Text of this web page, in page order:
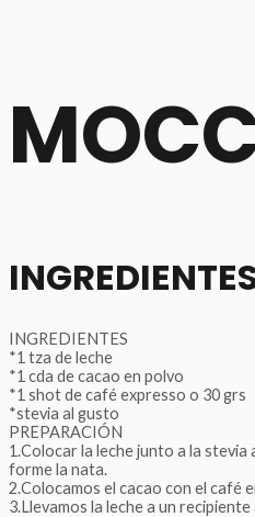
INGREDIENTES
*1 tza de leche
*1 cda de cacao en polvo
*1 shot de café expresso o 30 grs
*stevia al gusto
PREPARACIÓN
1.Colocar la leche junto a la
forme la nata.
2.Colocamos el cacao con el café
3.Llevamos la leche a un